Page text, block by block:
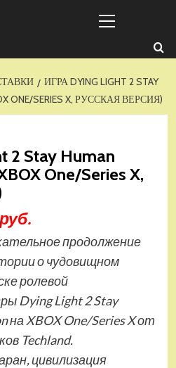
меню
ИГРА DYING LIGHT 2 STAY
ONE/SERIES X, РУССКАЯ ВЕРСИЯ)
2 Stay Human
One/Series X,
продолжение
о чудовищном
ролевой
Dying Light 2 Stay
на XBOX One/Series X от
Techland.
цивилизация